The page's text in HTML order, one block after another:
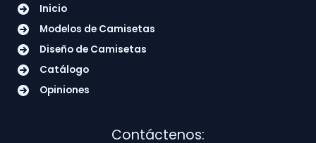
Inicio
Modelos de Camisetas
Diseño de Camisetas
Catálogo
Opiniones
Contáctenos: